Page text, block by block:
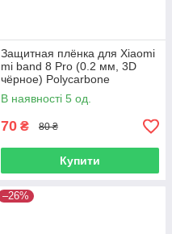
Защитная плёнка для Xiaomi
mi band 8 Pro (0.2 мм, 3D
чёрное) Polycarbone
В наявності 5 од.
70 ₴ 80 ₴
Купити
–26%